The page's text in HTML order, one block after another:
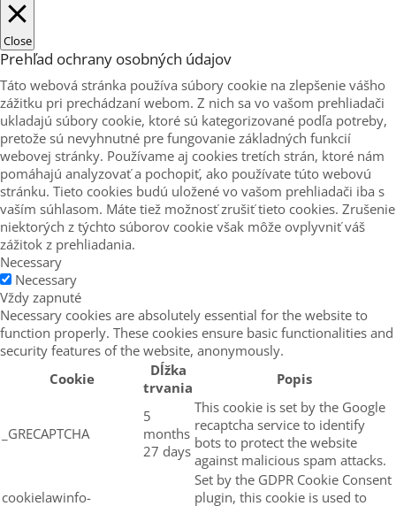
Close
Prehľad ochrany osobných údajov
Táto webová stránka používa súbory cookie na zlepšenie vášho
zážitku pri prechádzaní webom. Z nich sa vo vašom prehliadači
ukladajú súbory cookie, ktoré sú kategorizované podľa potreby,
pretože sú nevyhnutné pre fungovanie základných funkcií
webovej stránky. Používame aj cookies tretích strán, ktoré nám
pomáhajú analyzovať a pochopiť, ako používate túto webovú
stránku. Tieto cookies budú uložené vo vašom prehliadači iba s
vaším súhlasom. Máte tiež možnosť zrušiť tieto cookies. Zrušenie
niektorých z týchto súborov cookie však môže ovplyvniť váš
zážitok z prehliadania.
Necessary
Necessary
Vždy zapnuté
Necessary cookies are absolutely essential for the website to
function properly. These cookies ensure basic functionalities and
security features of the website, anonymously.
Cookie
Dĺžka
trvania
Popis
_GRECAPTCHA
5
months
27 days
This cookie is set by the Google
recaptcha service to identify
bots to protect the website
against malicious spam attacks.
cookielawinfo-
Set by the GDPR Cookie Consent
plugin, this cookie is used to